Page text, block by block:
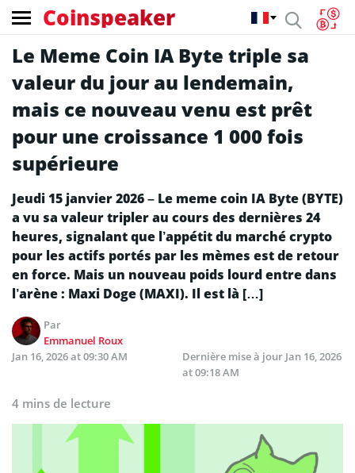
Coinspeaker
Le Meme Coin IA Byte triple sa
valeur du jour au lendemain,
mais ce nouveau venu est prêt
pour une croissance 1 000 fois
supérieure
Jeudi 15 janvier 2026 – Le meme coin IA Byte (BYTE)
a vu sa valeur tripler au cours des dernières 24
heures, signalant que l’appétit du marché crypto
pour les actifs portés par les mèmes est de retour
en force. Mais un nouveau poids lourd entre dans
l’arène : Maxi Doge (MAXI). Il est là […]
Par
Emmanuel Roux
Jan 16, 2026 at 09:30 AM
Dernière mise à jour Jan 16, 2026
at 09:18 AM
4 mins de lecture